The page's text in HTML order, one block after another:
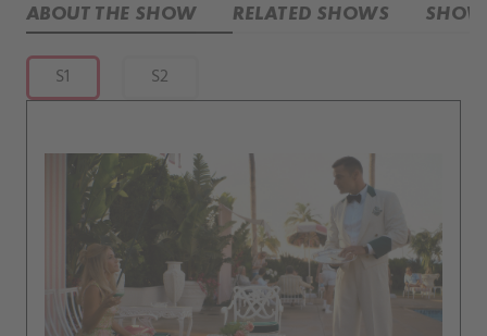
ABOUT THE SHOW RELATED SHOWS
S1 S2